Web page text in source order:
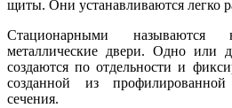
щиты. Они устанавливаются легко
Стационарными
металлические двери. Одно или
создаются по отдельности и
созданной из
сечения.